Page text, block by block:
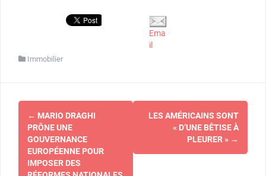
Ema
il
Immobilier
Navigation
d'article
← MARIO DRAGHI
PRÔNE UNE
GOUVERNANCE
EUROPÉENNE POUR
IMPOSER DES
LES AMÉRICAINS SONT
« D’UNE BÊTISE À
PLEURER » →